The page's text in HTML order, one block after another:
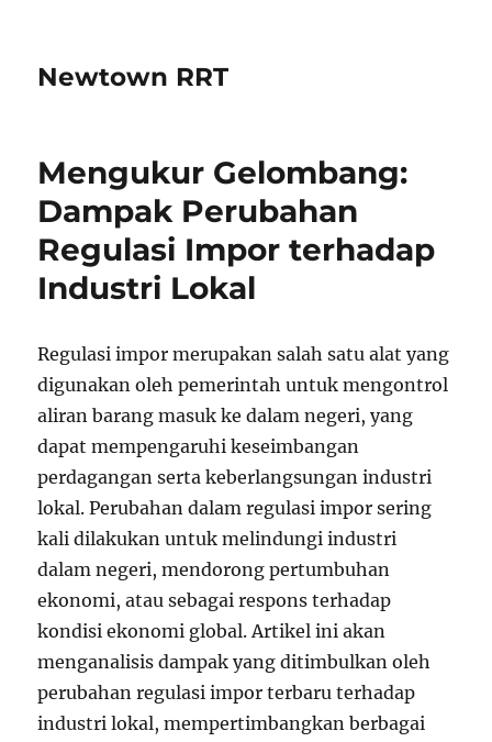
Newtown RRT
Mengukur Gelombang:
Dampak Perubahan
Regulasi Impor terhadap
Industri Lokal
Regulasi impor merupakan salah satu alat yang
digunakan oleh pemerintah untuk mengontrol
aliran barang masuk ke dalam negeri, yang
dapat mempengaruhi keseimbangan
perdagangan serta keberlangsungan industri
lokal. Perubahan dalam regulasi impor sering
kali dilakukan untuk melindungi industri
dalam negeri, mendorong pertumbuhan
ekonomi, atau sebagai respons terhadap
kondisi ekonomi global. Artikel ini akan
menganalisis dampak yang ditimbulkan oleh
perubahan regulasi impor terbaru terhadap
industri lokal, mempertimbangkan berbagai